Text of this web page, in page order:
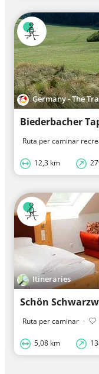
Germany - The
Ruta per caminar
12,3 km
Itineraries
Schön
Ruta per caminar ·
5,08 km